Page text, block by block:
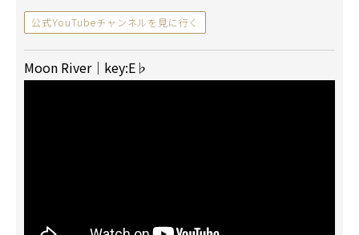
公式YouTubeチャンネルを見に行く
Moon River｜key:E♭